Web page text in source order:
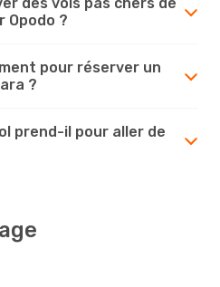
Opodo ?
pour réserver un
?
prend-il pour aller de